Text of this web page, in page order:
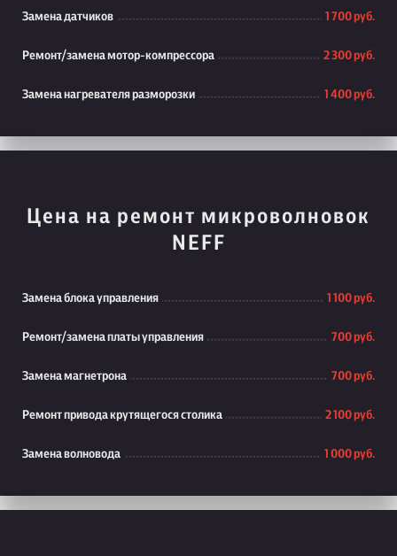
Замена датчиков 1 700 руб.
Ремонт/замена мотор-компрессора 2 300 руб.
Замена нагревателя разморозки 1 400 руб.
Цена на ремонт микроволновок
NEFF
Замена блока управления 1 100 руб.
Ремонт/замена платы управления 700 руб.
Замена магнетрона 700 руб.
Ремонт привода крутящегося столика 2 100 руб.
Замена волновода 1 000 руб.